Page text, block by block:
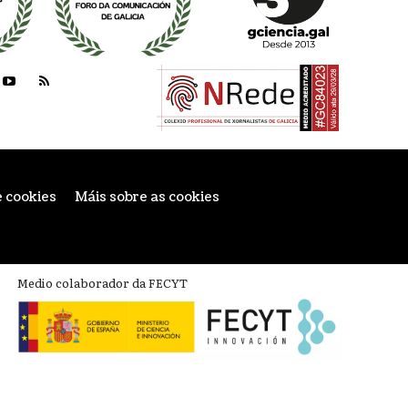
cookies Máis sobre as cookies
Medio colaborador da FECYT